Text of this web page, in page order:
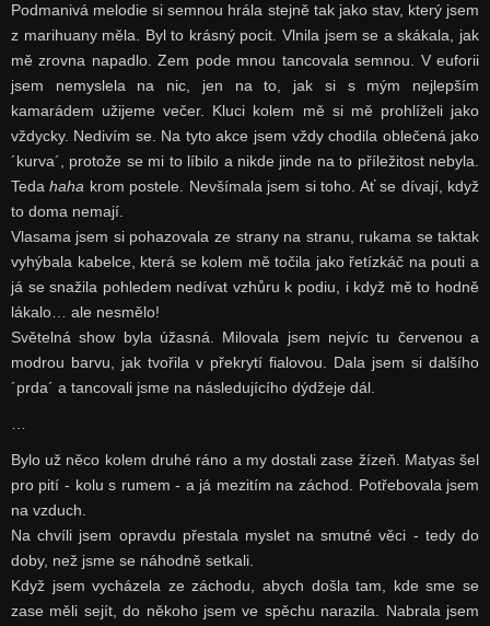
Podmanivá melodie si semnou hrála stejně tak jako stav, který jsem
z marihuany měla. Byl to krásný pocit. Vlnila jsem se a skákala, jak
mě zrovna napadlo. Zem pode mnou tancovala semnou. V euforii
jsem nemyslela na nic, jen na to, jak si s mým nejlepším
kamarádem užijeme večer. Kluci kolem mě si mě prohlíželi jako
vždycky. Nedivím se. Na tyto akce jsem vždy chodila oblečená jako
´kurva´, protože se mi to líbilo a nikde jinde na to příležitost nebyla.
Tedahaha krom postele. Nevšímala jsem si toho. Ať se dívají, když
to doma nemají.
Vlasama jsem si pohazovala ze strany na stranu, rukama se taktak
vyhýbala kabelce, která se kolem mě točila jako řetízkáč na pouti a
já se snažila pohledem nedívat vzhůru k podiu, i když mě to hodně
lákalo… ale nesmělo!
Světelná show byla úžasná. Milovala jsem nejvíc tu červenou a
modrou barvu, jak tvořila v překrytí fialovou. Dala jsem si dalšího
´prda´ a tancovali jsme na následujícího dýdžeje dál.
Bylo už něco kolem druhé ráno a my dostali zase žízeň. Matyas šel
pro pití - kolu s rumem - a já mezitím na záchod. Potřebovala jsem
na vzduch.
Na chvíli jsem opravdu přestala myslet na smutné věci - tedy do
doby, než jsme se náhodně setkali.
Když jsem vycházela ze záchodu, abych došla tam, kde sme se
zase měli sejít, do někoho jsem ve spěchu narazila. Nabrala jsem